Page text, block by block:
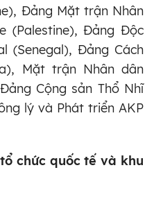
Đảng Mặt trận Nhân
(Palestine), Đảng Độc
(Senegal), Đảng Cách
Mặt trận Nhân dân
Cộng sản Thổ Nhĩ
lý và Phát triển AKP
chức quốc tế và khu